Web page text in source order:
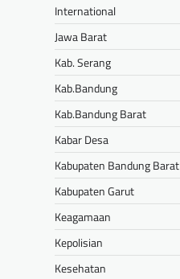
International
Jawa Barat
Kab. Serang
Kab.Bandung
Kab.Bandung Barat
Kabar Desa
Kabupaten Bandung Barat
Kabupaten Garut
Keagamaan
Kepolisian
Kesehatan